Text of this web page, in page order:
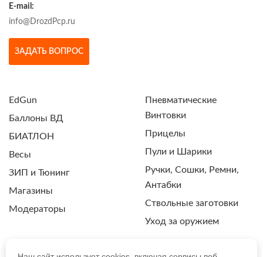
E-mail:
info@DrozdPcp.ru
ЗАДАТЬ ВОПРОС
EdGun
Баллоны ВД
БИАТЛОН
Весы
ЗИП и Тюнинг
Магазины
Модераторы
Пневматические
Винтовки
Прицелы
Пули и Шарики
Ручки, Сошки, Ремни,
Антабки
Ствольные заготовки
Уход за оружием